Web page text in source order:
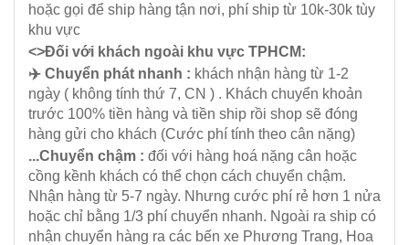
hoặc gọi để ship hàng tận nơi, phí ship từ 10k-30k tùy
khu vực
<>Đối với khách ngoài khu vực TPHCM:
✈️ Chuyển phát nhanh : khách nhận hàng từ 1-2
ngày ( không tính thứ 7, CN ) . Khách chuyển khoản
trước 100% tiền hàng và tiền ship rồi shop sẽ đóng
hàng gửi cho khách (Cước phí tính theo cân nặng)
...Chuyển chậm : đối với hàng hoá nặng cân hoặc
cồng kềnh khách có thể chọn cách chuyển chậm.
Nhận hàng từ 5-7 ngày. Nhưng cước phí rẻ hơn 1 nửa
hoặc chỉ bằng 1/3 phí chuyển nhanh. Ngoài ra ship có
nhận chuyển hàng ra các bến xe Phương Trang, Hoa